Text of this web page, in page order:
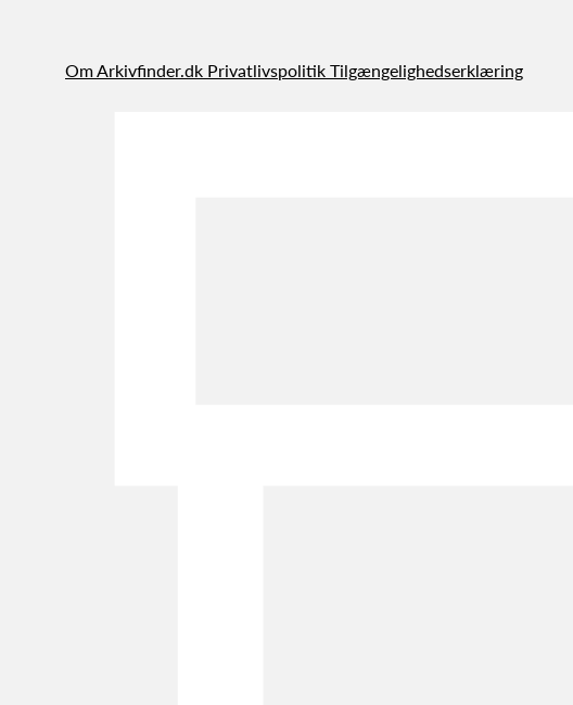
Om Arkivfinder.dk Privatlivspolitik Tilgængelighedserklæring